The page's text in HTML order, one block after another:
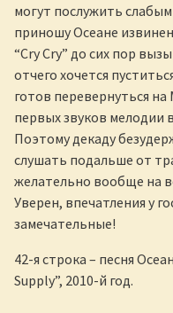
могут послужить
приношу Осеане
“Cry Cry” до сих пор
отчего хочется
готов перевернуться
первых звуков мелодии
Поэтому декаду
слушать подальше от
желательно вообще на
Уверен, впечатления у
замечательные!
42-я строка – песня
Supply”, 2010-й год.